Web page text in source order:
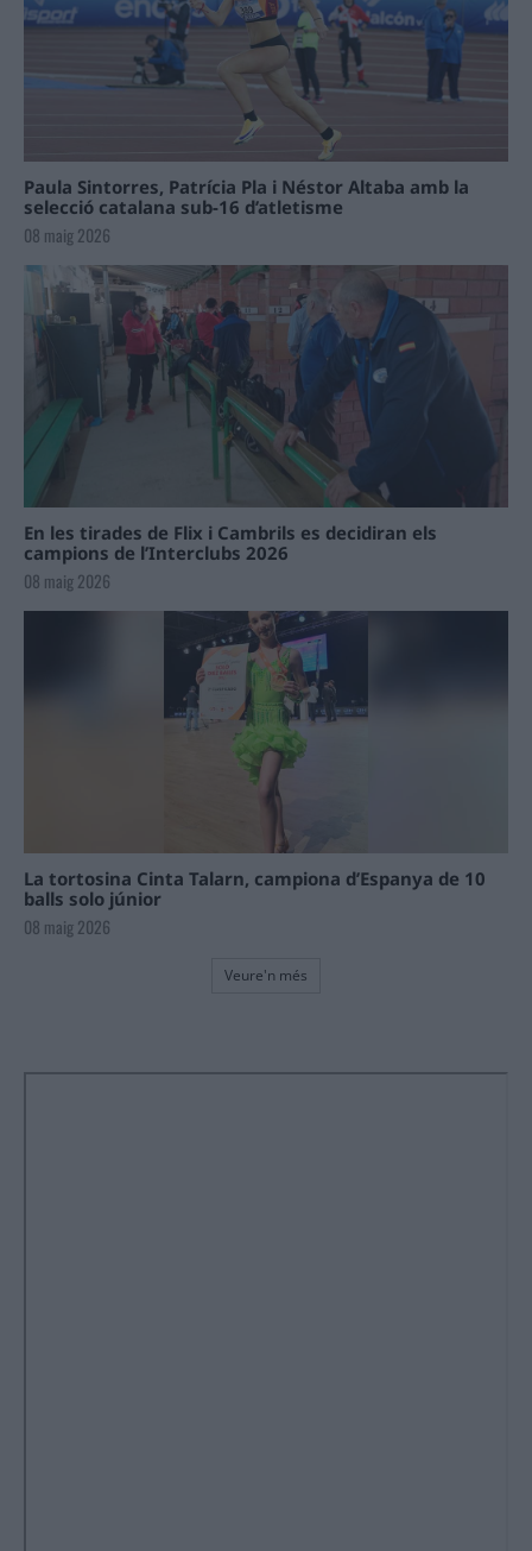
Paula Sintorres, Patrícia Pla i Néstor Altaba amb la
selecció catalana sub-16 d’atletisme
08 maig 2026
En les tirades de Flix i Cambrils es decidiran els
campions de l’Interclubs 2026
08 maig 2026
La tortosina Cinta Talarn, campiona d’Espanya de 10
balls solo júnior
08 maig 2026
Veure'n més